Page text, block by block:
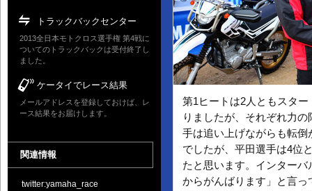
第1ヒートは2人ともスタ
りましたが、それぞれ力
手は追い上げながらも転
でしたが、平田選手は4位
たと思います。インター
からがんばります」と言
トラックバックセンター
2013全日本モトクロス選手権 第4戦に
ついてのトラックバックは受付終了し
ました。
ケータイでレース結果
メールアドレスを登録しておけば、レ
ース結果をお届けします。
関連情報
twitter:yamaha_race